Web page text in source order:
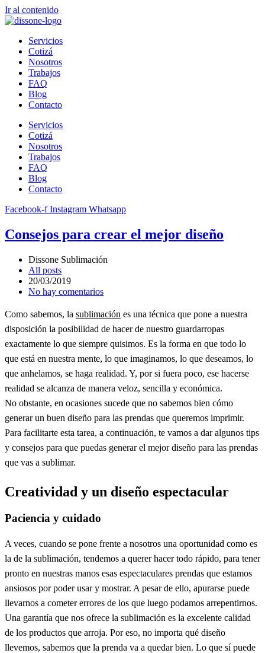
Ir al contenido
Servicios
Cotizá
Nosotros
Trabajos
FAQ
Blog
Contacto
Servicios
Cotizá
Nosotros
Trabajos
FAQ
Blog
Contacto
Facebook-f Instagram Whatsapp
Consejos para crear el mejor diseño
Dissone Sublimación
All posts
20/03/2019
No hay comentarios
Como sabemos, la sublimación es una técnica que pone a nuestra
disposición la posibilidad de hacer de nuestro guardarropas
exactamente lo que siempre quisimos. Es la forma en que todo lo
que está en nuestra mente, lo que imaginamos, lo que deseamos, lo
que anhelamos, se haga realidad. Y, por si fuera poco, ese hacerse
realidad se alcanza de manera veloz, sencilla y económica.
No obstante, en ocasiones sucede que no sabemos bien cómo
generar un buen diseño para las prendas que queremos imprimir.
Para facilitarte esta tarea, a continuación, te vamos a dar algunos tips
y consejos para que puedas generar el mejor diseño para las prendas
que vas a sublimar.
Creatividad y un diseño espectacular
Paciencia y cuidado
A veces, cuando se pone frente a nosotros una oportunidad como es
la de la sublimación, tendemos a querer hacer todo rápido, para tener
pronto en nuestras manos esas espectaculares prendas que estamos
ansiosos por poder usar y mostrar. A pesar de ello, apurarse puede
llevarnos a cometer errores de los que luego podamos arrepentirnos.
Una garantía que nos ofrece la sublimación es la excelente calidad
de los productos que arroja. Por eso, no importa qué diseño
llevemos, sabemos que la prenda va a quedar bien. Lo que sí puede